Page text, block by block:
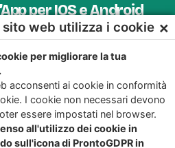
per IOS e Android
è Gratis!
web utilizza i cookie ×
per migliorare la tua
acconsenti ai cookie in conformità
I cookie non necessari devono
essere impostati nel browser.
all'utilizzo dei cookie in
sull'icona di ProntoGDPR in